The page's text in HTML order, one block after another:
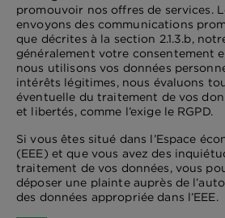
promouvoir nos offres de services.
envoyons des communications
que décrites à la section 2.1.3.b,
généralement votre consentement
nous utilisons vos données
intérêts légitimes, nous évaluons
éventuelle du traitement de vos
et libertés, comme l’exige le RGPD.
Si vous êtes situé dans l’Espace
(EEE) et que vous avez des
traitement de vos données, vous
déposer une plainte auprès de
des données appropriée dans l’EEE.